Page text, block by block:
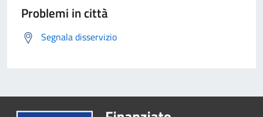
Problemi in città
Segnala disservizio